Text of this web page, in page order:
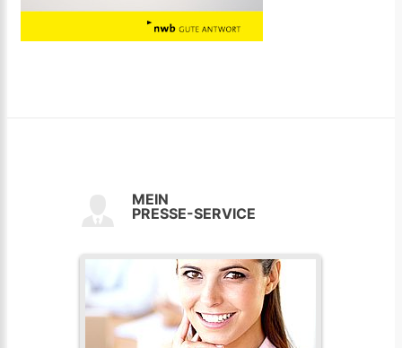
MEIN
PRESSE-SERVICE